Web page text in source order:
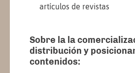
artículos de revistas
Sobre la la
distribución y
contenidos: